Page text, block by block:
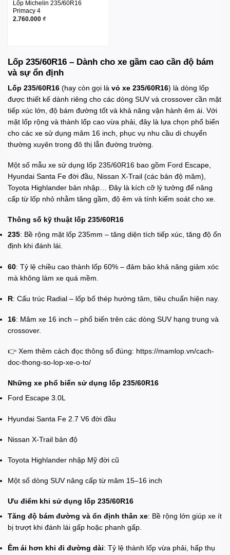
Lốp Michelin 235/60R16
Primacy 4
2.760.000 ₫
Lốp 235/60R16 – Dành cho xe gầm cao cần độ bám
và sự ổn định
Lốp 235/60R16 (hay còn gọi là vỏ xe 235/60R16) là dòng lốp
được thiết kế dành riêng cho các dòng SUV và crossover cần mặt
tiếp xúc lớn, độ bám đường tốt và khả năng vận hành êm ái. Với
mặt lốp rộng và thành lốp cao vừa phải, đây là lựa chọn phổ biến
cho các xe sử dụng mâm 16 inch, phục vụ nhu cầu di chuyển
thường xuyên trong đô thị lẫn đường trường.
Một số mẫu xe sử dụng lốp 235/60R16 bao gồm Ford Escape,
Hyundai Santa Fe đời đầu, Nissan X-Trail (các bản độ mâm),
Toyota Highlander bản nhập… Đây là kích cỡ lý tưởng để nâng
cấp từ lốp nhỏ nhằm tăng gầm, độ êm và tính kiểm soát cho xe.
Thông số kỹ thuật lốp 235/60R16
235: Bề rộng mặt lốp 235mm – tăng diện tích tiếp xúc, tăng độ ổn
định khi đánh lái.
60: Tỷ lệ chiều cao thành lốp 60% – đảm bảo khả năng giảm xóc
mà không làm xe quá mềm.
R: Cấu trúc Radial – lốp bố thép hướng tâm, tiêu chuẩn hiện nay.
16: Mâm xe 16 inch – phổ biến trên các dòng SUV hạng trung và
crossover.
👉 Xem thêm cách đọc thông số đúng: https://mamlop.vn/cach-
doc-thong-so-lop-xe-o-to/
Những xe phổ biến sử dụng lốp 235/60R16
Ford Escape 3.0L
Hyundai Santa Fe 2.7 V6 đời đầu
Nissan X-Trail bản độ
Toyota Highlander nhập Mỹ đời cũ
Một số dòng SUV nâng cấp từ mâm 15–16 inch
Ưu điểm khi sử dụng lốp 235/60R16
Tăng độ bám đường và ổn định thân xe: Bề rộng lớn giúp xe ít
bị trượt khi đánh lái gấp hoặc phanh gấp.
Êm ái hơn khi đi đường dài: Tỷ lệ thành lốp vừa phải, hấp thụ